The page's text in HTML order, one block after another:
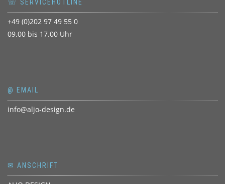
☏ SERVICEHOTLINE
+49 (0)202 97 49 55 0
09.00 bis 17.00 Uhr
@ EMAIL
info@aljo-design.de
✉ ANSCHRIFT